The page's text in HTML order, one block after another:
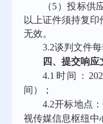
（5）投标供
以上证件须持复
无效。
3.2谈判文件
四、提交响
4.1时间：
间）；
4.2开标地点
视传媒信息枢纽中